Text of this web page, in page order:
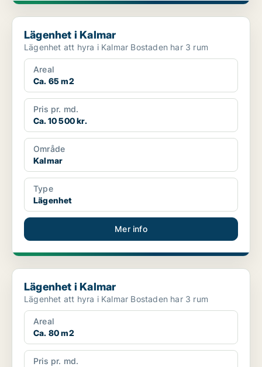
Lägenhet i Kalmar
Lägenhet i Kalmar
Lägenhet att hyra i Kalmar Bostaden har 3 rum
Areal
Ca. 65 m2
Pris pr. md.
Ca. 10 500 kr.
Område
Kalmar
Type
Lägenhet
Mer info
Lägenhet i Kalmar
Lägenhet i Kalmar
Lägenhet att hyra i Kalmar Bostaden har 3 rum
Areal
Ca. 80 m2
Pris pr. md.